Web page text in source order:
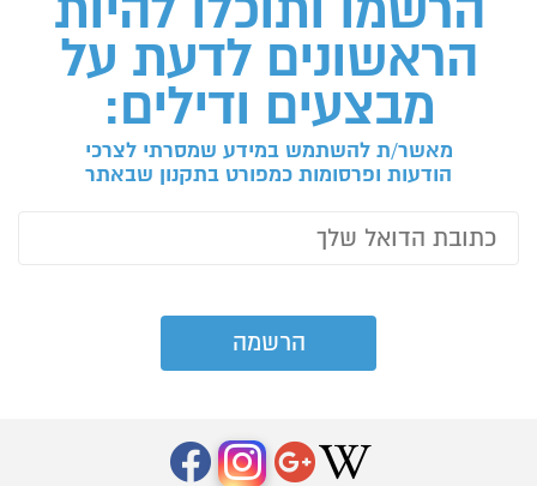
הראשונים לדעת על
מבצעים ודילים:
מאשר/ת להשתמש במידע שמסרתי לצרכי
הודעות ופרסומות כמפורט בתקנון שבאתר